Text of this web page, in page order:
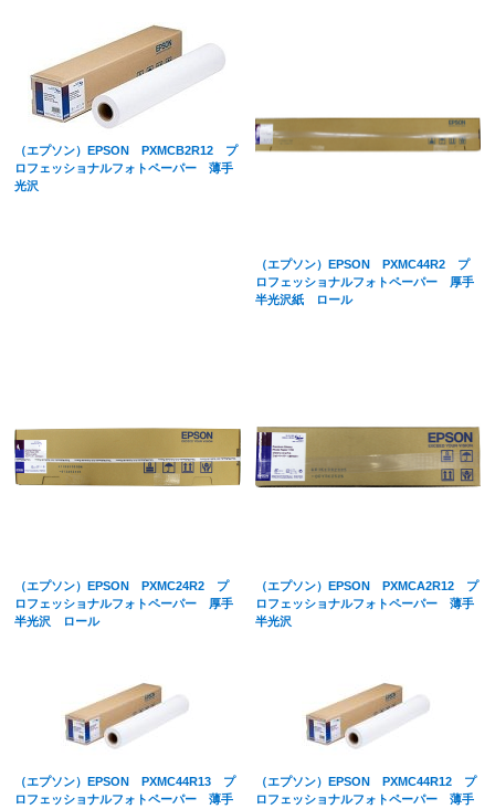
（エプソン）EPSON PXMCB2R12 プ
ロフェッショナルフォトペーパー 薄手
光沢
（エプソン）EPSON PXMC44R2 プ
ロフェッショナルフォトペーパー 厚手
半光沢紙 ロール
（エプソン）EPSON PXMC24R2 プ
ロフェッショナルフォトペーパー 厚手
半光沢 ロール
（エプソン）EPSON PXMCA2R12 プ
ロフェッショナルフォトペーパー 薄手
半光沢
（エプソン）EPSON PXMC44R13 プ
ロフェッショナルフォトペーパー 薄手
（エプソン）EPSON PXMC44R12 プ
ロフェッショナルフォトペーパー 薄手